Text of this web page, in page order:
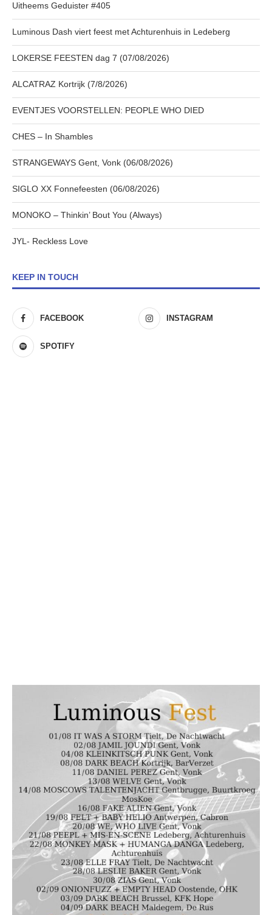
Uitheems Geduister #405
Luminous Dash viert feest met Achturenhuis in Ledeberg
LOKERSE FEESTEN dag 7 (07/08/2026)
ALCATRAZ Kortrijk (7/8/2026)
EVENTJES VOORSTELLEN: PEOPLE WHO DIED
CHES – In Shambles
STRANGEWAYS Gent, Vonk (06/08/2026)
SIGLO XX Fonnefeesten (06/08/2026)
MONOKO – Thinkin’ Bout You (Always)
JYL- Reckless Love
KEEP IN TOUCH
FACEBOOK INSTAGRAM
SPOTIFY